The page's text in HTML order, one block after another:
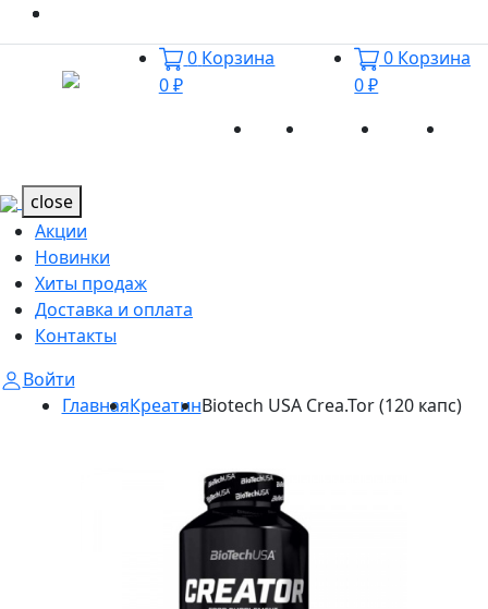
0 Корзина
0 ₽
0 Корзина
0 ₽
Акции Новинки
close
Акции
Новинки
Хиты продаж
Доставка и оплата
Контакты
Войти
ГлавнаяКреатинBiotech USA Crea.Tor (120 капс)